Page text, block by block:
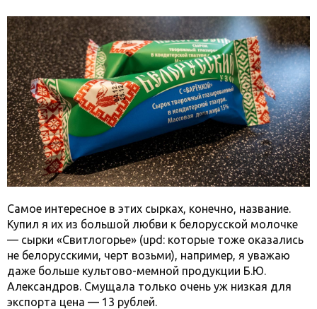
Самое интересное в этих сырках, конечно, название.
Купил я их из большой любви к белорусской молочке
— сырки «Свитлогорье» (upd: которые тоже оказались
не белорусскими, черт возьми), например, я уважаю
даже больше культово-мемной продукции Б.Ю.
Александров. Смущала только очень уж низкая для
экспорта цена — 13 рублей.